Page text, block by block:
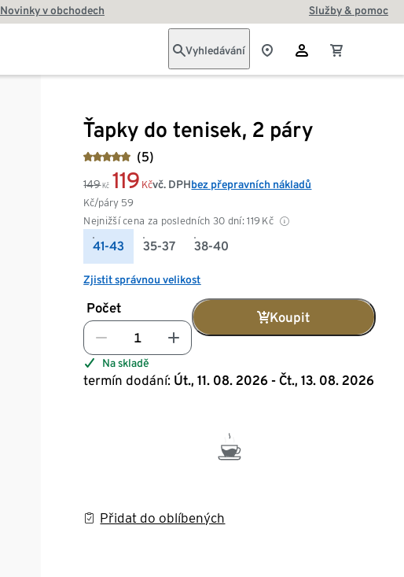
Novinky v obchodech Služby & pomoc
Vyhledávání
Ťapky do tenisek, 2 páry
(5)
149 Kč 119 Kč
Kč/páry 59
Nejnižší cena za posledních 30 dní: 119 Kč
vč. DPHbez přepravních nákladů
41-43 35-37 38-40
Zjistit správnou velikost
Počet
Koupit
Na skladě
termín dodání: Út., 11. 08. 2026 - Čt., 13. 08. 2026
Přidat do oblíbených